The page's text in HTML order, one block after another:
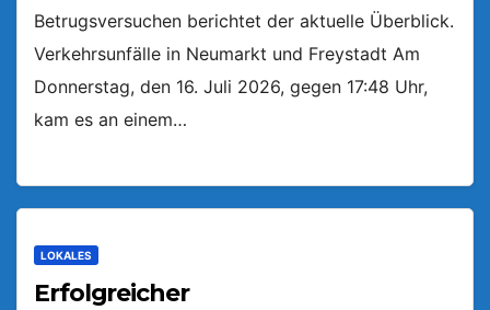
Betrugsversuchen berichtet der aktuelle Überblick.
Verkehrsunfälle in Neumarkt und Freystadt Am
Donnerstag, den 16. Juli 2026, gegen 17:48 Uhr,
kam es an einem…
LOKALES
Erfolgreicher